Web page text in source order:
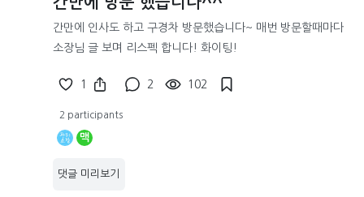
간만에 인사도 하고 구경차 방문했습니다~ 매번 방문할때마다
소장님 글 보며 리스펙 합니다! 화이팅!
1 2 102
2 participants
맥
댓글 미리보기